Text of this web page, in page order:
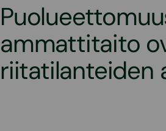
ammattitaito
riitatilanteiden